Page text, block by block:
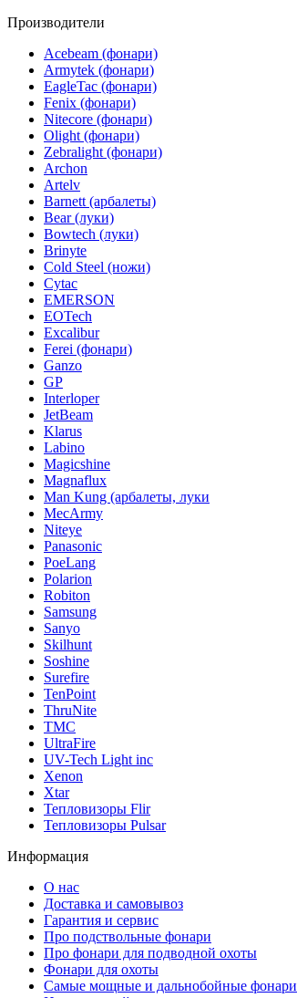
Производители
Acebeam (фонари)
Armytek (фонари)
EagleTac (фонари)
Fenix (фонари)
Nitecore (фонари)
Olight (фонари)
Zebralight (фонари)
Archon
Artelv
Barnett (арбалеты)
Bear (луки)
Bowtech (луки)
Brinyte
Cold Steel (ножи)
Cytac
EMERSON
EOTech
Excalibur
Ferei (фонари)
Ganzo
GP
Interloper
JetBeam
Klarus
Labino
Magicshine
Magnaflux
Man Kung (арбалеты, луки
MecArmy
Niteye
Panasonic
PoeLang
Polarion
Robiton
Samsung
Sanyo
Skilhunt
Soshine
Surefire
TenPoint
ThruNite
TMC
UltraFire
UV-Tech Light inc
Xenon
Xtar
Тепловизоры Flir
Тепловизоры Pulsar
Информация
О нас
Доставка и самовывоз
Гарантия и сервис
Про подствольные фонари
Про фонари для подводной охоты
Фонари для охоты
Самые мощные и дальнобойные фонари